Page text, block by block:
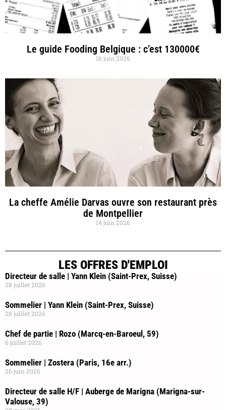
Le guide Fooding Belgique : c’est 130000€
16 juin 2026
La cheffe Amélie Darvas ouvre son restaurant près
de Montpellier
14 juin 2026
LES OFFRES D'EMPLOI
Directeur de salle | Yann Klein (Saint-Prex, Suisse)
28 juillet 2026
Sommelier | Yann Klein (Saint-Prex, Suisse)
28 juillet 2026
Chef de partie | Rozo (Marcq-en-Baroeul, 59)
6 juillet 2026
Sommelier | Zostera (Paris, 16e arr.)
26 juin 2026
Directeur de salle H/F | Auberge de Marigna (Marigna-sur-
Valouse, 39)